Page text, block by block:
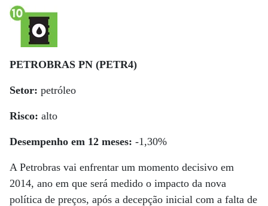
PETROBRAS PN (PETR4)
Setor: petróleo
Risco: alto
Desempenho em 12 meses: -1,30%
A Petrobras vai enfrentar um momento decisivo em
2014, ano em que será medido o impacto da nova
política de preços, após a decepção inicial com a falta de